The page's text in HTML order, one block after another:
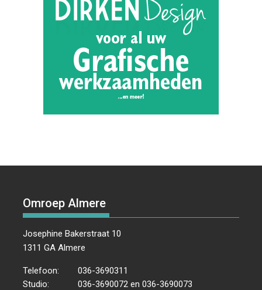
Omroep Almere
Josephine Bakerstraat 10
1311 GA Almere
Telefoon:
036-3690311
Studio:
036-3690072 en 036-3690073